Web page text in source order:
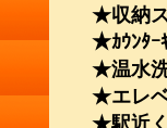
★収納
★ｶｳﾝ
★温水
★エレ
★駅近